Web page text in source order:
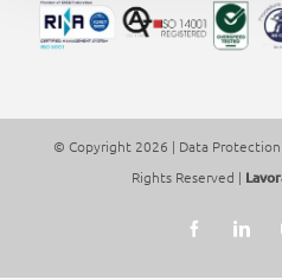
© Copyright 2026 | Data Protection
Rights Reserved |
Facebook